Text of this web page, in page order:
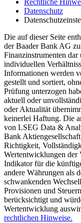
Rechtliche
Datenschutz
Die auf dieser Seite
der Baader Bank AG
Finanzinstrumenten
individuellen
Informationen werden
gestellt und sortiert,
Prüfung unterzogen
aktuell oder
oder Aktualität
keinerlei Haftung. Die
von LSEG Data &
Bank
Richtigkeit,
Wertentwicklungen der
Indikator für die
andere Währungen als
schwankenden
Provisionen und
berücksichtigt und
Wertentwicklung
rechtlichen Hinweise.